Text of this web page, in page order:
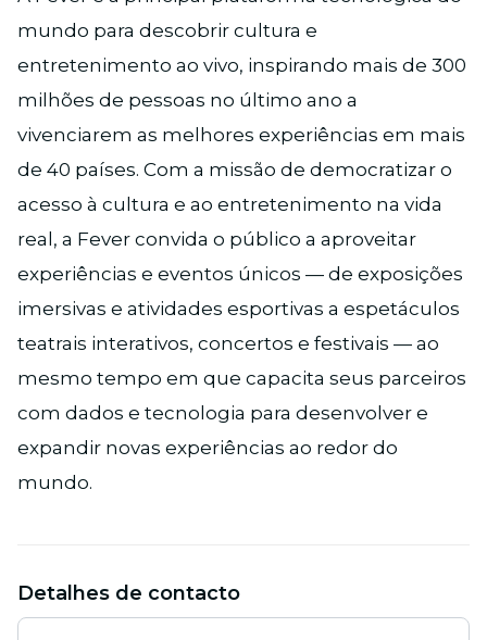
mundo para descobrir cultura e
entretenimento ao vivo, inspirando mais de 300
milhões de pessoas no último ano a
vivenciarem as melhores experiências em mais
de 40 países. Com a missão de democratizar o
acesso à cultura e ao entretenimento na vida
real, a Fever convida o público a aproveitar
experiências e eventos únicos — de exposições
imersivas e atividades esportivas a espetáculos
teatrais interativos, concertos e festivais — ao
mesmo tempo em que capacita seus parceiros
com dados e tecnologia para desenvolver e
expandir novas experiências ao redor do
mundo.
Detalhes de contacto